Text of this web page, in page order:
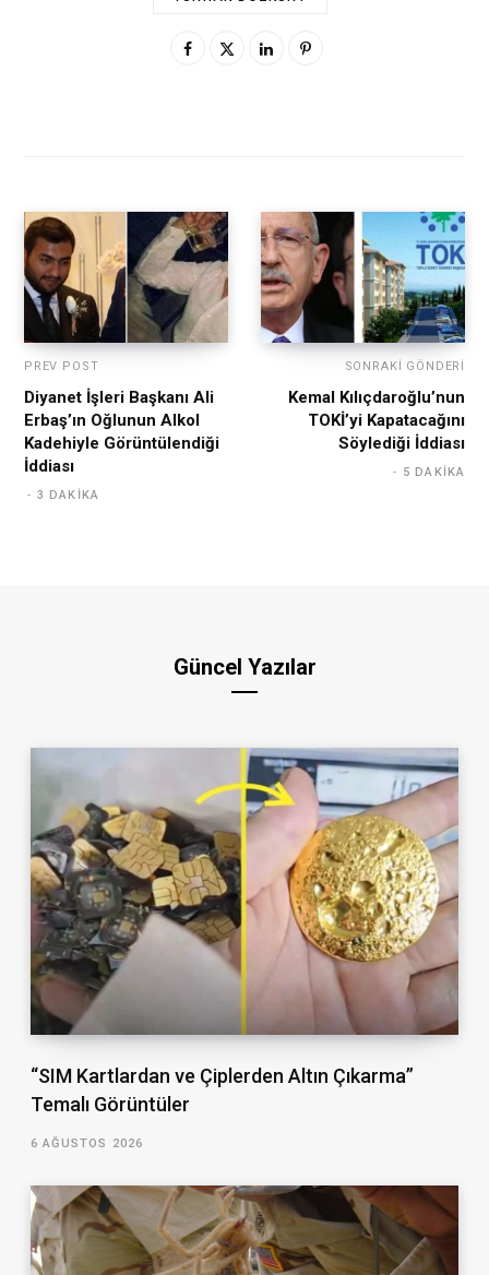
PREV POST
Diyanet İşleri Başkanı Ali
Erbaş’ın Oğlunun Alkol
Kadehiyle Görüntülendiği
İddiası
3 DAKIKA
SONRAKI GÖNDERI
Kemal Kılıçdaroğlu’nun
TOKİ’yi Kapatacağını
Söylediği İddiası
5 DAKIKA
Güncel Yazılar
“SIM Kartlardan ve Çiplerden Altın Çıkarma”
Temalı Görüntüler
6 AĞUSTOS 2026